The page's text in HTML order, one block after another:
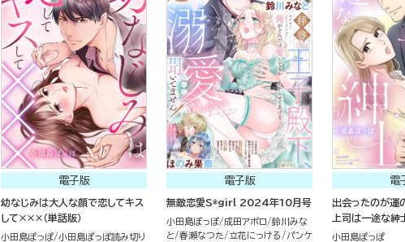
電子版
幼なじみは大人な顔で恋してキス
して×××（単話版）
小田島ぽっぽ 小田島ぽっぽ読み切り
電子版
無敵恋愛S*girl 2024年10月号
小田島ぽっぽ 成田アポロ
鈴川みな
と
春瀬なつた 立花にっける
パンケ
電
出会ったのが運
上司は一途な紳
小田島ぽっぽ